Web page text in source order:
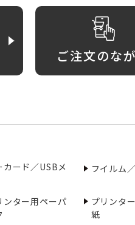
ご注文のな
カード／USBメ
フイルム
ンター用ペーパ
プリンタ
紙